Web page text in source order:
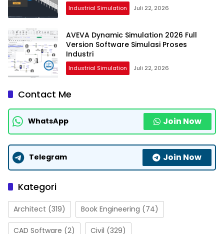
Industrial Simulation Juli 22, 2026
AVEVA Dynamic Simulation 2026 Full
Version Software Simulasi Proses
Industri
Industrial Simulation Juli 22, 2026
Contact Me
WhatsApp Join Now
Telegram Join Now
Kategori
Architect (319) Book Engineering (74)
CAD Software (2) Civil (329)